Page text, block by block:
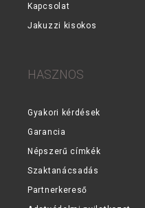
Kapcsolat
Jakuzzi kisokos
HASZNOS
Gyakori kérdések
Garancia
Népszerű címkék
Szaktanácsadás
Partnerkereső